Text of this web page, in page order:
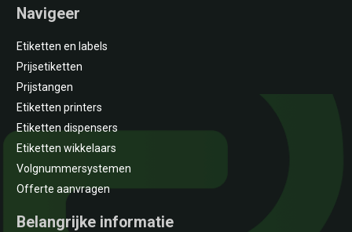
Navigeer
Etiketten en labels
Prijsetiketten
Prijstangen
Etiketten printers
Etiketten dispensers
Etiketten wikkelaars
Volgnummersystemen
Offerte aanvragen
Belangrijke informatie